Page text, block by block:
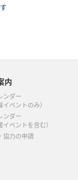
内
ンダー
イベントのみ）
ンダー
イベントを含む）
協力の申請